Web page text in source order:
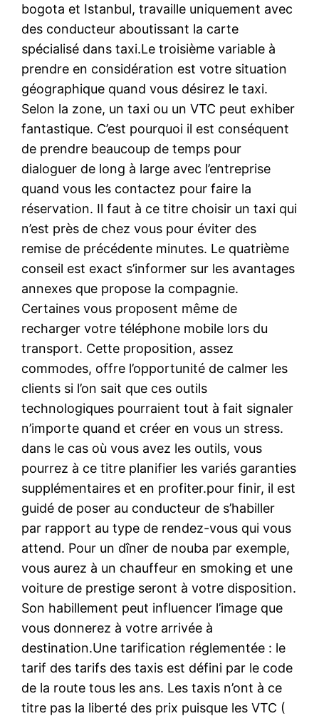
bogota et Istanbul, travaille uniquement avec
des conducteur aboutissant la carte
spécialisé dans taxi.Le troisième variable à
prendre en considération est votre situation
géographique quand vous désirez le taxi.
Selon la zone, un taxi ou un VTC peut exhiber
fantastique. C’est pourquoi il est conséquent
de prendre beaucoup de temps pour
dialoguer de long à large avec l’entreprise
quand vous les contactez pour faire la
réservation. Il faut à ce titre choisir un taxi qui
n’est près de chez vous pour éviter des
remise de précédente minutes. Le quatrième
conseil est exact s’informer sur les avantages
annexes que propose la compagnie.
Certaines vous proposent même de
recharger votre téléphone mobile lors du
transport. Cette proposition, assez
commodes, offre l’opportunité de calmer les
clients si l’on sait que ces outils
technologiques pourraient tout à fait signaler
n’importe quand et créer en vous un stress.
dans le cas où vous avez les outils, vous
pourrez à ce titre planifier les variés garanties
supplémentaires et en profiter.pour finir, il est
guidé de poser au conducteur de s’habiller
par rapport au type de rendez-vous qui vous
attend. Pour un dîner de nouba par exemple,
vous aurez à un chauffeur en smoking et une
voiture de prestige seront à votre disposition.
Son habillement peut influencer l’image que
vous donnerez à votre arrivée à
destination.Une tarification réglementée : le
tarif des tarifs des taxis est défini par le code
de la route tous les ans. Les taxis n’ont à ce
titre pas la liberté des prix puisque les VTC (